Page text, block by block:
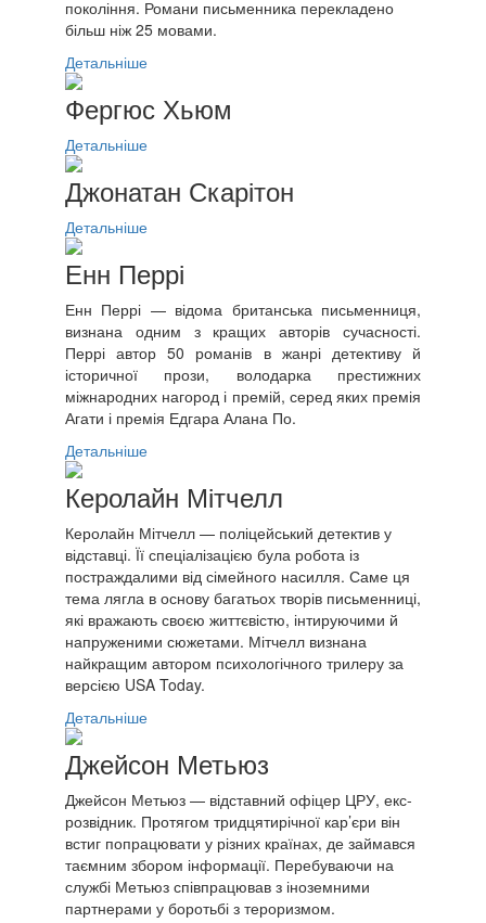
покоління. Романи письменника перекладено
більш ніж 25 мовами.
Детальніше
Фергюс Хьюм
Детальніше
Джонатан Скарітон
Детальніше
Енн Перрі
Енн Перрі — відома британська письменниця,
визнана одним з кращих авторів сучасності.
Перрі автор 50 романів в жанрі детективу й
історичної прози, володарка престижних
міжнародних нагород і премій, серед яких премія
Агати і премія Едгара Алана По.
Детальніше
Керолайн Мітчелл
Керолайн Мітчелл — поліцейський детектив у
відставці. Її спеціалізацією була робота із
постраждалими від сімейного насилля. Саме ця
тема лягла в основу багатьох творів письменниці,
які вражають своєю життєвістю, інтируючими й
напруженими сюжетами. Мітчелл визнана
найкращим автором психологічного трилеру за
версією USA Today.
Детальніше
Джейсон Метьюз
Джейсон Метьюз — відставний офіцер ЦРУ, екс-
розвідник. Протягом тридцятирічної кар’єри він
встиг попрацювати у різних країнах, де займався
таємним збором інформації. Перебуваючи на
службі Метьюз співпрацював з іноземними
партнерами у боротьбі з тероризмом.